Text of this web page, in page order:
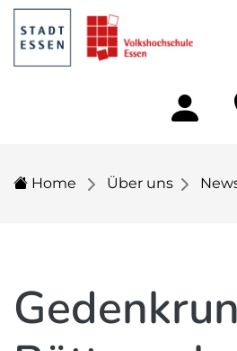
Home Über uns